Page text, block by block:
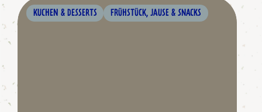
KUCHEN & DESSERTS FRÜHSTÜCK, JAUSE & SNACKS